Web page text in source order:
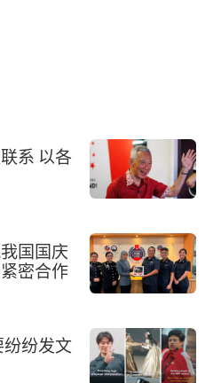
系 以各
国国庆
密合作
纷发文